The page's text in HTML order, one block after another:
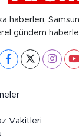
haberleri,
gündem
Vakitleri